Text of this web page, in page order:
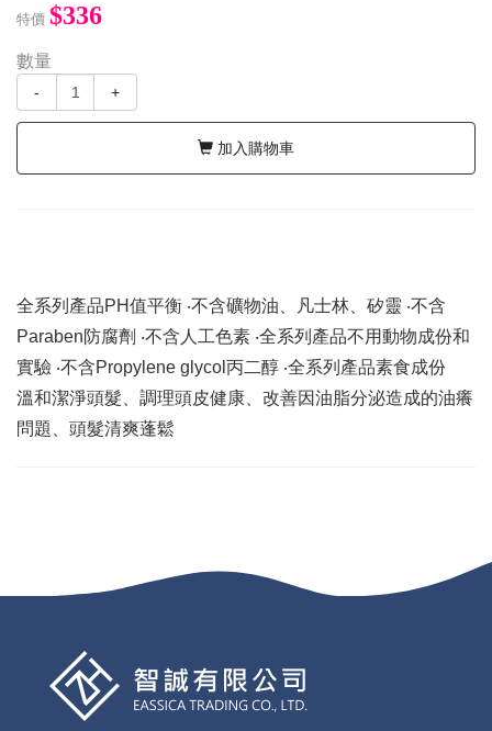
特價 $336
數量
- +
加入購物車
全系列產品PH值平衡 ‧不含礦物油、凡士林、矽靈 ‧不含
Paraben防腐劑 ‧不含人工色素 ‧全系列產品不用動物成份和
實驗 ‧不含Propylene glycol丙二醇 ‧全系列產品素食成份
溫和潔淨頭髮、調理頭皮健康、改善因油脂分泌造成的油癢
問題、頭髮清爽蓬鬆